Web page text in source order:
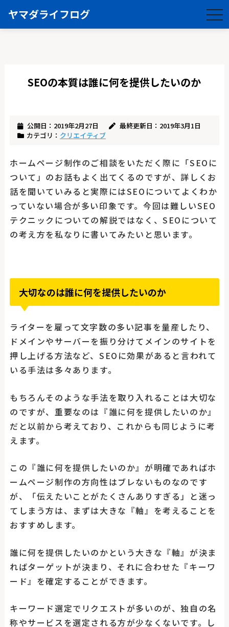
ヤマダライフログ
SEOの本質は誰に何を提供したいのか
公開日：2019年2月27日
最終更新日：2019年3月1日
カテゴリ： クリエイティブ
ホームページ制作のご相談をいただく際に「SEOに
ついて」のお話もよく出てくるのですが、詳しくお
話を聞いていみると実際にはSEOについてよくわか
っていない場合が多い印象です。今回は難しいSEO
テクニックについての解説ではなく、SEOについて
の考え方を私なりに書いてみたいと思います。
大切なのは誰に何を提供したいのか
ライターを雇って文字数の多い記事を量産したり、
ドメインやサーバーを振り分けてメインのサイトを
押し上げる方法など、SEOに効果があると言われて
いる手法は多々あります。
もちろんそのような手法を取り入れることは大切な
のですが、重要なのは『誰に何を提供したいのか』
だと以前から考えており、これからも同じように考
えます。
この『誰に何を提供したいのか』が明確であればホ
ームページ制作の方向性はブレないものなのです
が、「伝えたいことがたくさんありすぎる」と迷っ
てしまう方は、まずは大きな『軸』を考えることを
おすすめします。
誰に何を提供したいのかという大きな『軸』が決ま
ればターゲットが決まり、それに合わせた『キーワ
ード』を確定することができます。
キーワード選定でリクエストが多いのが、独自の名
称やサービスを選定される方が少なくないです。し